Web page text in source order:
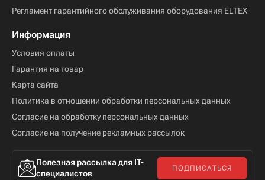
Регламент гарантийного обслуживания оборудования ELTEX
Информация
Условия оплаты
Гарантия на товар
Карта сайта
Политика в отношении обработки персональных данных
Согласие на обработку персональных данных
Согласие на получение рекламных рассылок
Полезная рассылка для IT-
специалистов
ПОДПИСАТЬСЯ